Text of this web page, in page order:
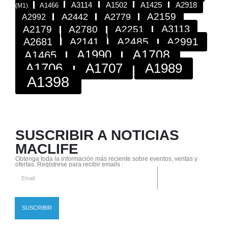
(M1)
A1466 A3114 A1502 A1425 A2918
A2992 A2442 A2779
A2159
A2179
A2780 A2251
A3113
A2681
A2141 A2485 A2991
A1465 A1990
A1708
A1706
A1707 A1989
A1398
SUSCRIBIR A NOTICIAS
MACLIFE
Obtenga toda la información más reciente sobre eventos, ventas y
ofertas. Regístrese para recibir emails :